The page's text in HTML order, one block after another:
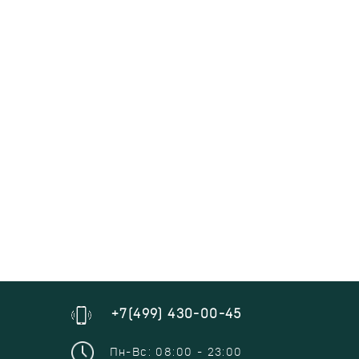
+7(499) 430-00-45
Пн-Вс: 08:00 - 23:00